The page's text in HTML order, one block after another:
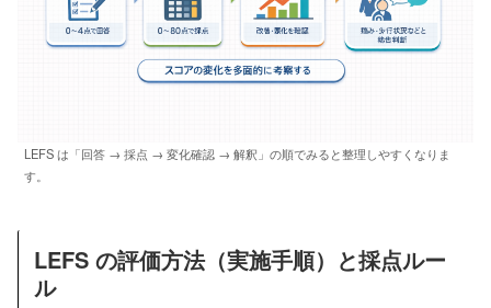
LEFS は「回答 → 採点 → 変化確認 → 解釈」の順でみると整理しやすくなりま
す。
LEFS の評価方法（実施手順）と採点ルー
ル